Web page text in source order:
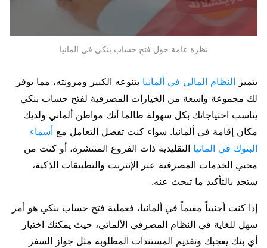
نظرة عامة حول فتح حساب بنكي في المانيا
يتميز النظام المالي في ألمانيا بتنوعه الكبير ومرونته، مما يوفر
لك مجموعة واسعة من الخيارات المصرفية لفتح حساب بنكي
يناسب احتياجاتك بكل سهولة طالما أنك مواطن ألماني ولديك
مكان إقامة في ألمانيا. سواء كنت تفضل التعامل مع أسماء
البنوك في المانيا التقليدية ذات الفروع المنتشرة، أو كنت من
محبي الخدمات المصرفية عبر الإنترنت والتطبيقات الذكية،
ستجد بالتأكيد ما تبحث عنه.
إذا كنت أجنبياً مقيماً في ألمانيا، فعملية فتح حساب بنكي هو أمر
سهل للغاية في النظام المصرفي الألماتي، حيث يمكنك اختيار
أي بنك يعجبك وتقديم المستندات المطلوبة مثل جواز السفر